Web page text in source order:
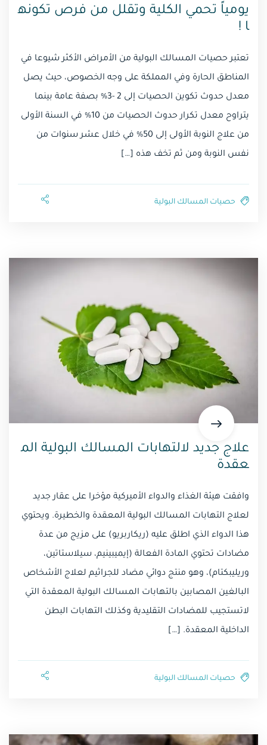
يومياً تحمي الكلية وتقلل من فرص تكونه
ا !
تعتبر حصيات المسالك البولية من الأمراض الأكثر شيوعا في
المناطق الحارة وفي المملكة على وجه الخصوص، حيث يصل
معدل حدوث تكوين الحصيات إلى 2 -3% بصفة عامة بينما
يتراوح معدل تكرار حدوث الحصيات من 10% في السنة الأولى
من علاج النوبة الأولى إلى 50% في خلال عشر سنوات من
نفس النوبة ومن ثم تخف هذه […]
حصيات المسالك البولية
علاج جديد لالتهابات المسالك البولية الم
عقدة
وافقت هيئة الغذاء والدواء الأميركية مؤخرا على عقار جديد
لعلاج التهابات المسالك البولية المعقدة والخطيرة. ويحتوي
هذا الدواء الذي اطلق عليه (ريكاربريو) على مزيج من عدة
مضادات تحتوي المادة الفعالة (إيميبينيم، سيلاستاتين،
وريليبكتام)، وهو منتج دوائي مضاد للجراثيم لعلاج الأشخاص
البالغين المصابين بالتهابات المسالك البولية المعقدة التي
لاتستجيب للمضادات التقليدية وكذلك التهابات البطن
الداخلية المعقدة. […]
حصيات المسالك البولية